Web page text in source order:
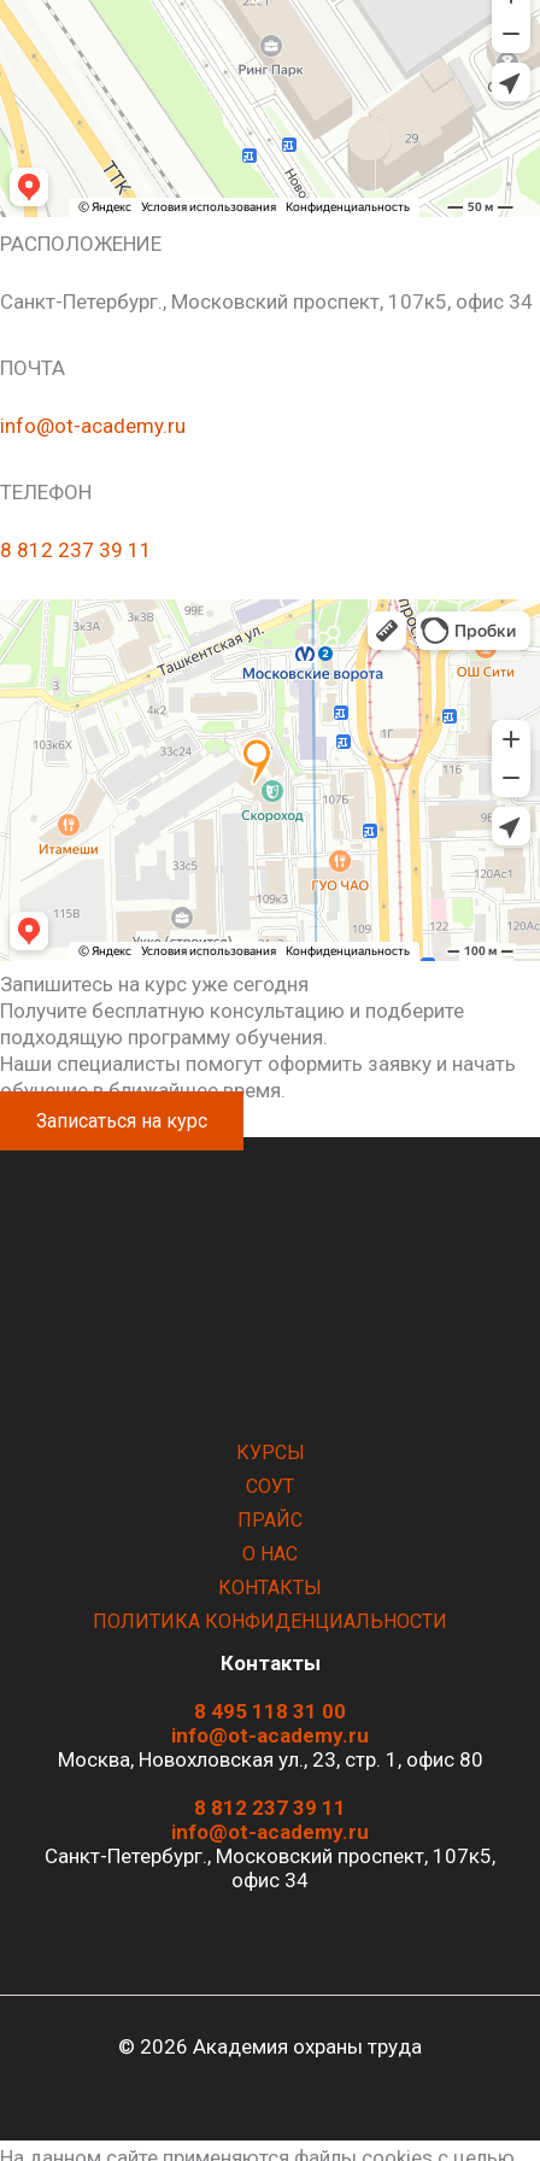
РАСПОЛОЖЕНИЕ
Санкт-Петербург., Московский проспект, 107к5, офис 34
ПОЧТА
info@ot-academy.ru
ТЕЛЕФОН
8 812 237 39 11
Запишитесь на курс уже сегодня
Получите бесплатную консультацию и подберите
подходящую программу обучения.
Наши специалисты помогут оформить заявку и начать
обучение в ближайшее время.
Записаться на курс
КУРСЫ
СОУТ
ПРАЙС
О НАС
КОНТАКТЫ
ПОЛИТИКА КОНФИДЕНЦИАЛЬНОСТИ
Контакты
8 495 118 31 00
info@ot-academy.ru
Москва, Новохловская ул., 23, стр. 1, офис 80
8 812 237 39 11
info@ot-academy.ru
Санкт-Петербург., Московский проспект, 107к5,
офис 34
© 2026 Академия охраны труда